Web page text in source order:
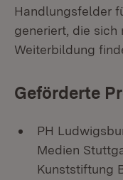
Handlungsfelder
generiert, die sich
Weiterbildung
Geförderte
PH
Medien
Kunststiftung